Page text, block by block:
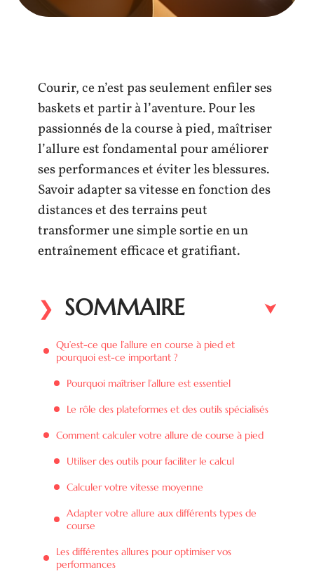
Courir, ce n’est pas seulement enfiler ses
baskets et partir à l’aventure. Pour les
passionnés de la course à pied, maîtriser
l’allure est fondamental pour améliorer
ses performances et éviter les blessures.
Savoir adapter sa vitesse en fonction des
distances et des terrains peut
transformer une simple sortie en un
entraînement efficace et gratifiant.
SOMMAIRE
Qu’est-ce que l’allure en course à pied et
pourquoi est-ce important ?
Pourquoi maîtriser l’allure est essentiel
Le rôle des plateformes et des outils spécialisés
Comment calculer votre allure de course à pied
Utiliser des outils pour faciliter le calcul
Calculer votre vitesse moyenne
Adapter votre allure aux différents types de
course
Les différentes allures pour optimiser vos
performances